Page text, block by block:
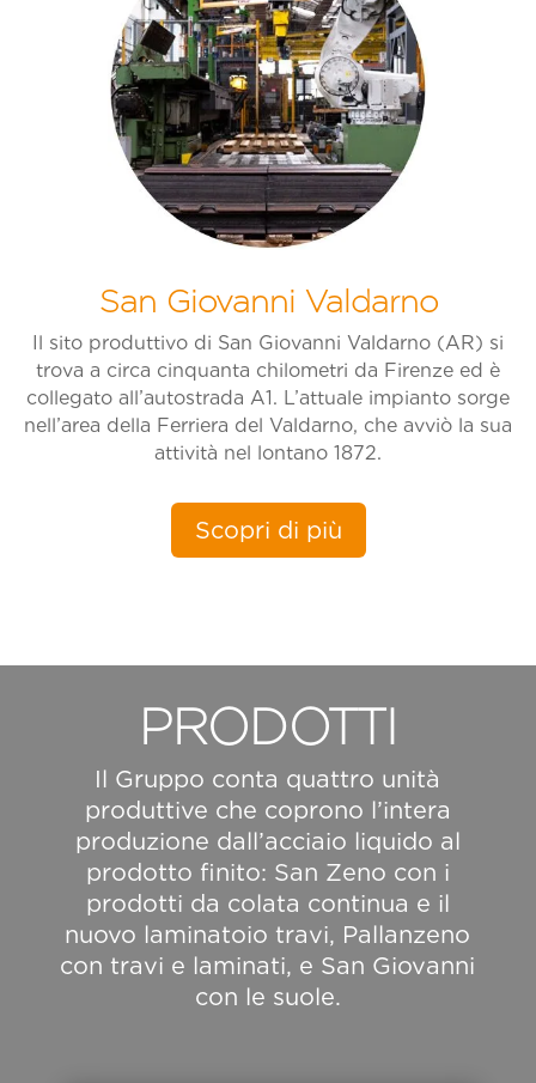
San Giovanni Valdarno
Il sito produttivo di San Giovanni Valdarno (AR) si
trova a circa cinquanta chilometri da Firenze ed è
collegato all’autostrada A1. L’attuale impianto sorge
nell’area della Ferriera del Valdarno, che avviò la sua
attività nel lontano 1872.
Scopri di più
PRODOTTI
Il Gruppo conta quattro unità
produttive che coprono l’intera
produzione dall’acciaio liquido al
prodotto finito: San Zeno con i
prodotti da colata continua e il
nuovo laminatoio travi, Pallanzeno
con travi e laminati, e San Giovanni
con le suole.